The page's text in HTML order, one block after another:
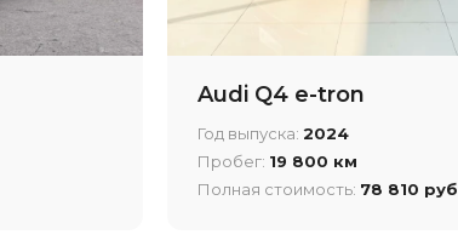
Audi Q4 e-tron
Год выпуска:2024
Пробег: 19 800 км
Полная стоимость: 78 810 руб